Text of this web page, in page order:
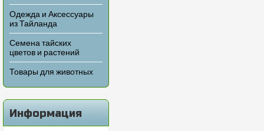
Одежда и Аксессуары
из Тайланда
Семена тайских
цветов и растений
Товары для животных
Информация